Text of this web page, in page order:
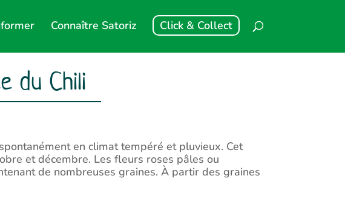
Connaître Satoriz Click & Collect
du Chili
en climat tempéré et pluvieux. Cet
et décembre. Les fleurs roses pâles ou
de nombreuses graines. À partir des graines